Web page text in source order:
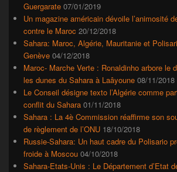
barre
latérale
Guergarate 07/01/2019
Un magazine américain dévoile l’animosité
contre le Maroc 20/12/2018
Sahara: Maroc, Algérie, Mauritanie et
Genève 04/12/2018
Maroc- Marche Verte : Ronaldinho arbore le
les dunes du Sahara à Laâyoune 08/11/2018
Le Conseil désigne texto l’Algérie comme
conflit du Sahara 01/11/2018
Sahara : La 4è Commission réaffirme son
de règlement de l’ONU 18/10/2018
Russie-Sahara: Un haut cadre du Polisario
froide à Moscou 04/10/2018
Sahara-Etats-Unis : Le Département d’Etat